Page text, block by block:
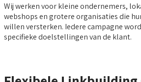
Wij werken voor kleine ondernemers,
webshops en grotere organisaties die
willen versterken. Iedere campagne
specifieke doelstellingen van de klant.